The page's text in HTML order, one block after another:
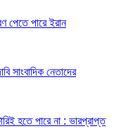
পেতে পারে ইরান
সাংবাদিক নেতাদের
হতে পারে না : ভারপ্রাপ্ত